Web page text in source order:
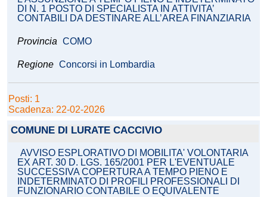
DI N. 1 POSTO DI SPECIALISTA IN ATTIVITA’
CONTABILI DA DESTINARE ALL’AREA FINANZIARIA
Provincia COMO
Regione Concorsi in Lombardia
Posti: 1
Scadenza: 22-02-2026
COMUNE DI LURATE CACCIVIO
AVVISO ESPLORATIVO DI MOBILITA' VOLONTARIA
EX ART. 30 D. LGS. 165/2001 PER L'EVENTUALE
SUCCESSIVA COPERTURA A TEMPO PIENO E
INDETERMINATO DI PROFILI PROFESSIONALI DI
FUNZIONARIO CONTABILE O EQUIVALENTE